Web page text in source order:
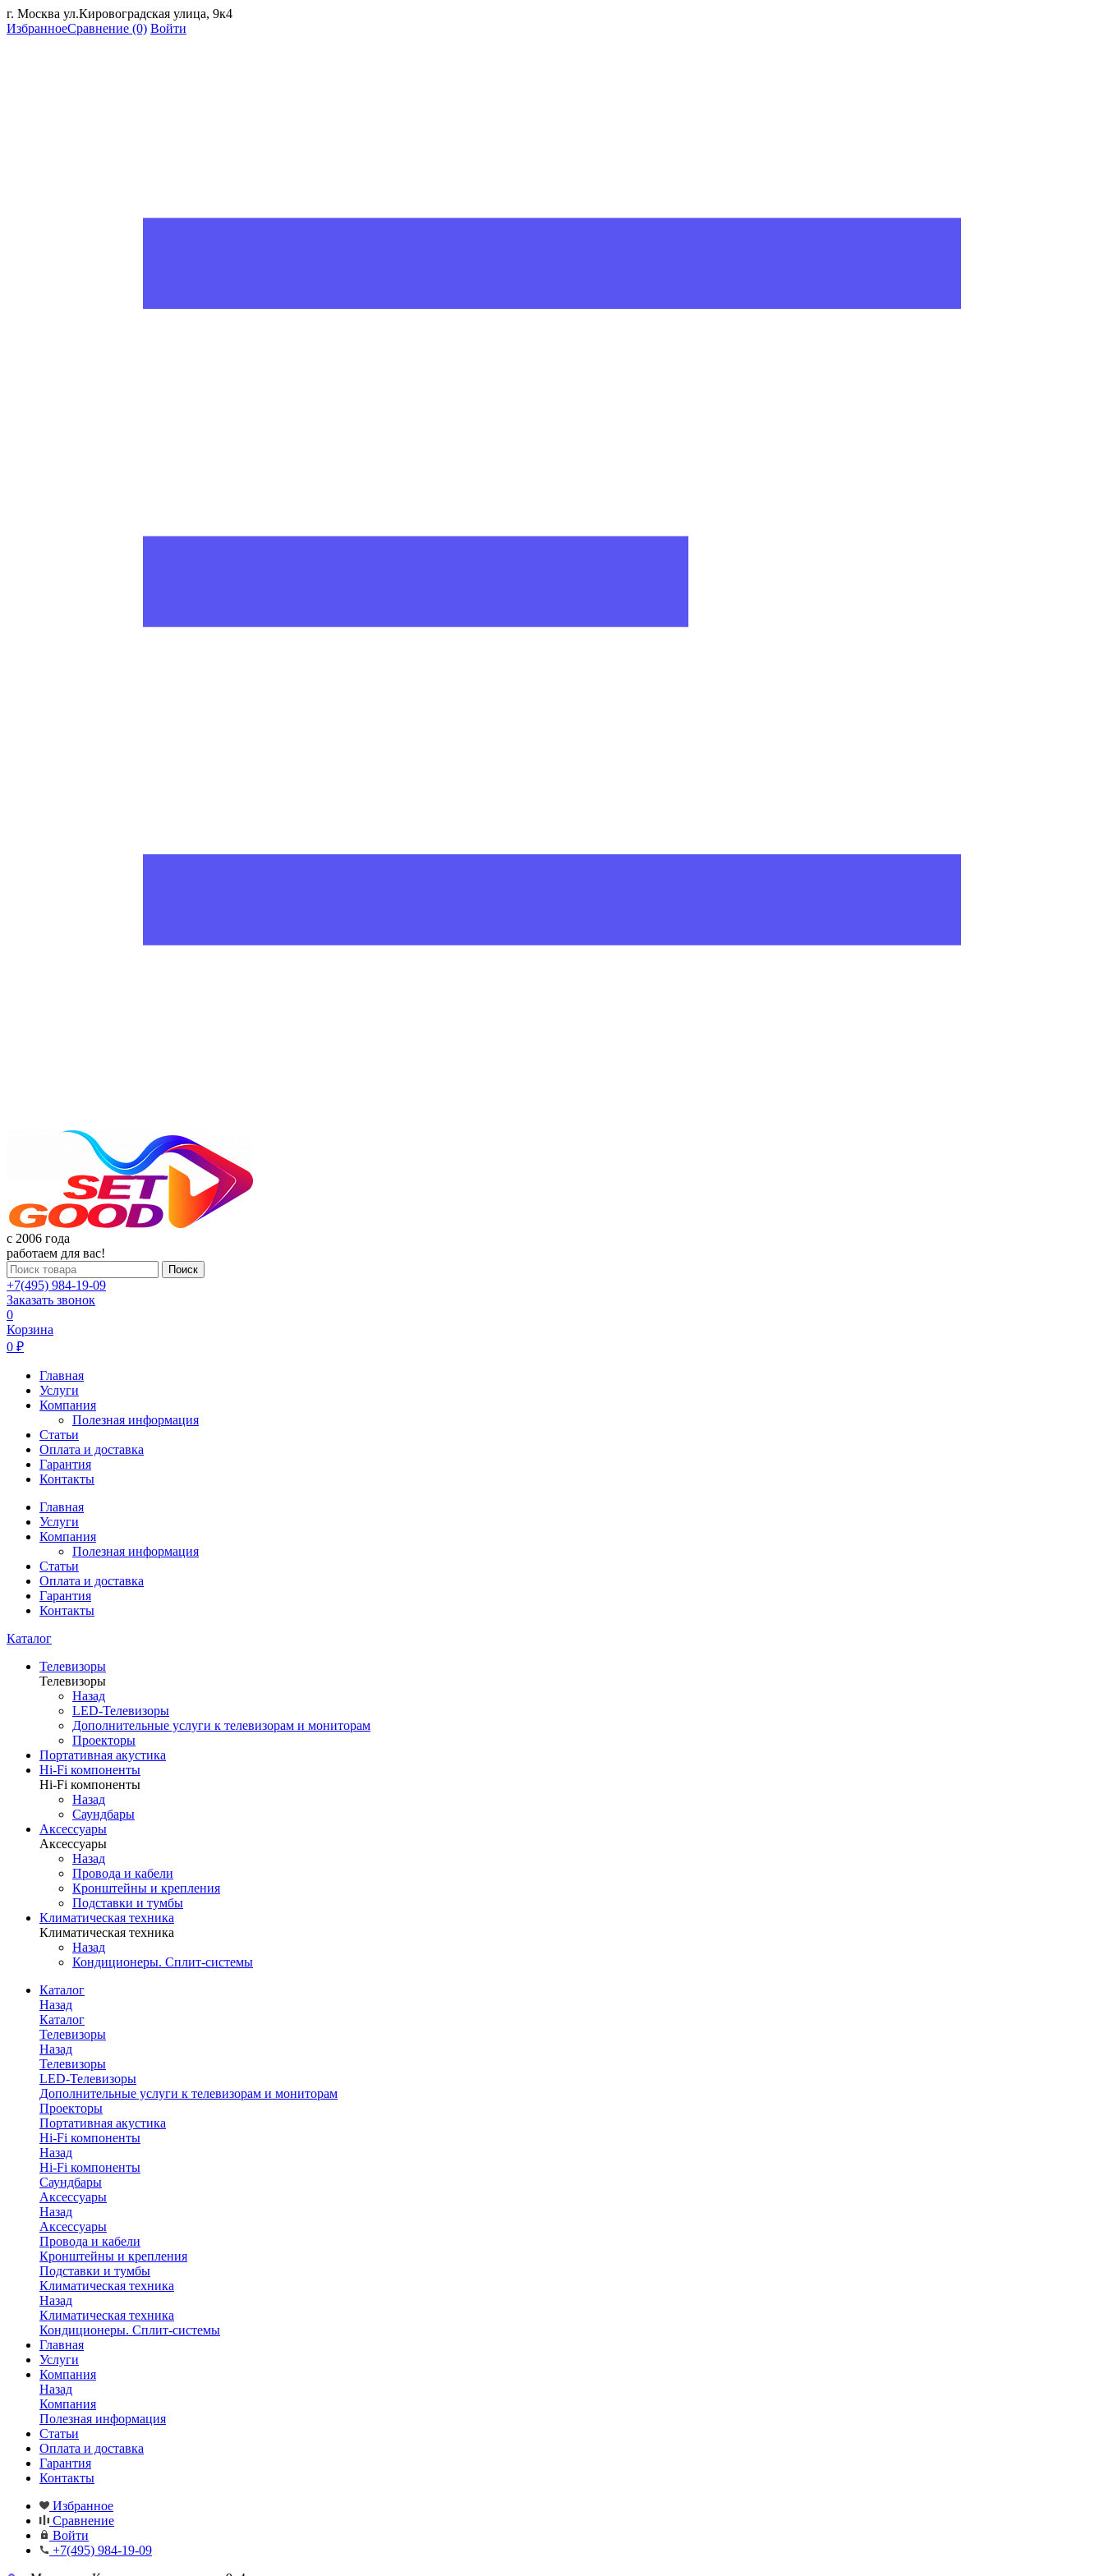
г. Москва ул.Кировоградская улица, 9к4
ИзбранноеСравнение (0) Войти
c 2006 года
работаем для вас!
Поиск
+7(495) 984-19-09
Заказать звонок
0
Корзина
0 ₽
Главная
Услуги
Компания
Полезная информация
Статьи
Оплата и доставка
Гарантия
Контакты
Главная
Услуги
Компания
Полезная информация
Статьи
Оплата и доставка
Гарантия
Контакты
Каталог
Телевизоры
Телевизоры
Назад
LED-Телевизоры
Дополнительные услуги к телевизорам и мониторам
Проекторы
Портативная акустика
Hi-Fi компоненты
Hi-Fi компоненты
Назад
Саундбары
Аксессуары
Аксессуары
Назад
Провода и кабели
Кронштейны и крепления
Подставки и тумбы
Климатическая техника
Климатическая техника
Назад
Кондиционеры. Сплит-системы
Каталог
Назад
Каталог
Телевизоры
Назад
Телевизоры
LED-Телевизоры
Дополнительные услуги к телевизорам и мониторам
Проекторы
Портативная акустика
Hi-Fi компоненты
Назад
Hi-Fi компоненты
Саундбары
Аксессуары
Назад
Аксессуары
Провода и кабели
Кронштейны и крепления
Подставки и тумбы
Климатическая техника
Назад
Климатическая техника
Кондиционеры. Сплит-системы
Главная
Услуги
Компания
Назад
Компания
Полезная информация
Статьи
Оплата и доставка
Гарантия
Контакты
Избранное
Сравнение
Войти
+7(495) 984-19-09